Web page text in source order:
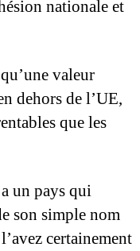
nationale et
valeur
dehors de l’UE,
que les
un pays qui
son simple nom
certainement